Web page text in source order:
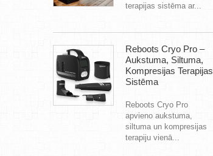
terapijas sistēma ar...
Reboots Cryo Pro –
Aukstuma, Siltuma,
Kompresijas Terapijas
Sistēma
Reboots Cryo Pro
apvieno aukstuma,
siltuma un kompresijas
terapiju vienā...